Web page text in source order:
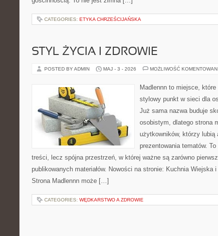
CATEGORIES: ETYKA CHRZEŚCIJAŃSKA
STYL ŻYCIA I ZDROWIE
POSTED BY ADMIN MAJ - 3 - 2026 MOŻLIWOŚĆ
Madlennn to miejsce,
stylowy punkt w sieci dla
Już sama nazwa buduje
osobistym, dlatego strona
użytkowników, którzy lubią
prezentowania tematów.
treści, lecz spójna przestrzeń, w której ważne są zarówno
publikowanych materiałów. Nowości na stronie: Kuchnia Wiejska
Strona Madlennn może […]
CATEGORIES: WĘDKARSTWO A ZDROWIE